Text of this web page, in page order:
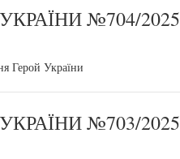
№704/2025
Герой України
№703/2025